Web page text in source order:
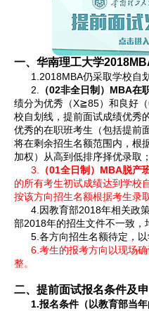
一、华南理工大学
1.2018MBA仍采取学校自
2. （02非全日制） MBA在
绩分为优秀（X≧85）和良好（
校自划线，提前面试成绩优秀
优秀的在职班考生（包括提前
将在剩余招生名额范围内，根
加权）从高到低排序择优录取；
3. （01全日制） MBA脱产
的所有考生初试成绩达到学校
按该方向招生名额根据考生录
4. 因教育部2018年相关政
部2018年的招生文件不一致，
5.各方向招生名额待定，
6.考生的报考方向以现场
整。
二、提前面试报名条件及
1.报名条件（以教育部当